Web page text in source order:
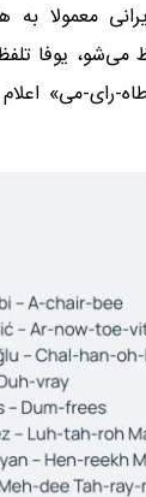
معمولا
می‌شو، یوفا
رای-می»